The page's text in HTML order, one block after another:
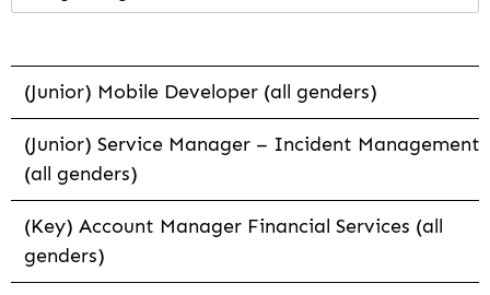
(Junior) Mobile Developer (all genders)
(Junior) Service Manager – Incident Management
(all genders)
(Key) Account Manager Financial Services (all
genders)